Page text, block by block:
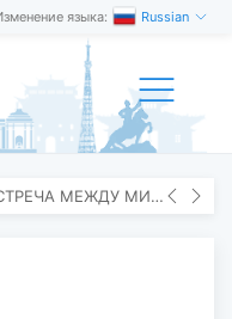
языка: Russian
ПРОШЛА КОНСУЛЬТАТИВНАЯ ВСТРЕЧА МЕЖДУ МИД МОНГОЛИИ И ЯПОНИИ